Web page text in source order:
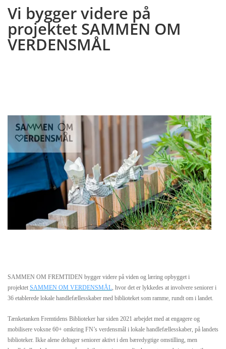
Vi bygger videre på
projektet SAMMEN OM
VERDENSMÅL
SAMMEN OM FREMTIDEN bygger videre på viden og læring opbygget i
projektet SAMMEN OM VERDENSMÅL , hvor det er lykkedes at involvere seniorer i
36 etablerede lokale handlefællesskaber med biblioteket som ramme, rundt om i landet.
Tænketanken Fremtidens Biblioteker har siden 2021 arbejdet med at engagere og
mobilisere voksne 60+ omkring FN’s verdensmål i lokale handlefællesskaber, på landets
biblioteker. Ikke alene deltager seniorer aktivt i den bæredygtige omstilling, men